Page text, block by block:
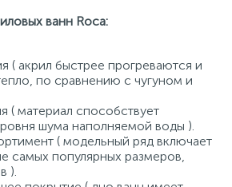
ванн Roca:
( акрил быстрее прогреваются и
по сравнению с чугуном и
( материал способствует
шума наполняемой воды ).
( модельный ряд включает
самых популярных размеров,
).